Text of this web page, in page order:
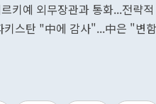
키예 외무장관과 통화...전략
키스탄 "中에 감사"...中은 "변